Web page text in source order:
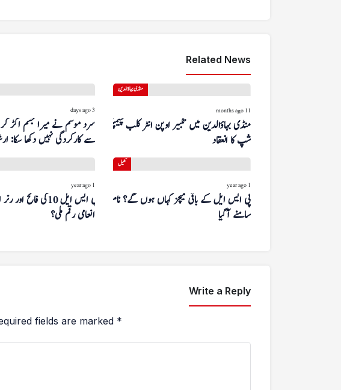
Related News
3 days ago
سرد موسم نے میرا جسم اکڑ
سے کارکردگی نہیں دکھا سکا:
منڈی بہاؤالدین
11 months ago
منڈی بہاؤالدین میں تکبیر اوپن انٹر کلب چیمپئن
شپ کا انعقاد
1 year ago
پی ایس ایل 10 کی
انعامی رقم ملی؟
کھیل
1 year ago
پی ایس ایل کے باقی میچز کہاں ہوں گے؟ نام
سامنے آگیا
Write a Reply
fields are marked *